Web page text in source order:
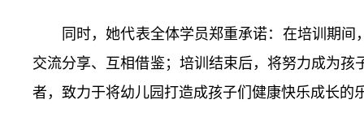
同时，她代表全体学员郑重承诺：在培训期
交流分享、互相借鉴；培训结束后，将努力成为
者，致力于将幼儿园打造成孩子们健康快乐成长的